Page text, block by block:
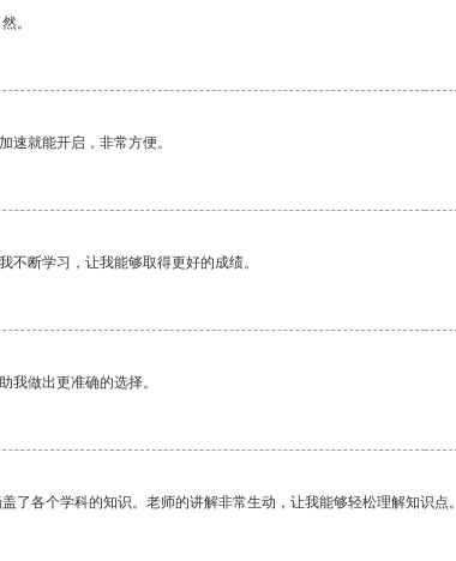
。
速就能开启，非常方便。
不断学习，让我能够取得更好的成绩。
我做出更准确的选择。
了各个学科的知识。老师的讲解非常生动，让我能够轻松理解知识点。